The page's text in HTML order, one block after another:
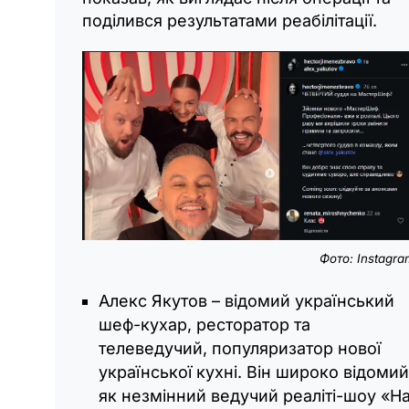
поділився результатами реабілітації.
Фото:
Алекс Якутов – відомий український
шеф-кухар, ресторатор та
телеведучий, популяризатор нової
української кухні. Він широко відомий
як незмінний ведучий реаліті-шоу